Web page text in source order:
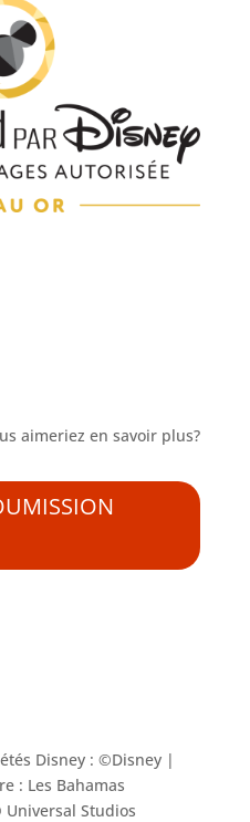
aimeriez en savoir plus?
Disney : ©Disney |
: Les Bahamas
Studios